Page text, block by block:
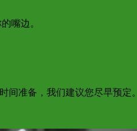
嘴边。
间准备，我们建议您尽早预定。